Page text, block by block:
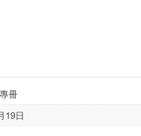
冊
19日